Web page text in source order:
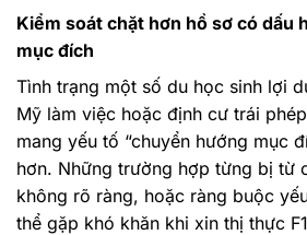
Kiểm soát chặt hơn hồ sơ có dấu
mục đích
Tình trạng một số du học sinh lợi
Mỹ làm việc hoặc định cư trái
mang yếu tố “chuyển hướng mục
hơn. Những trường hợp từng bị từ
không rõ ràng, hoặc ràng buộc
thể gặp khó khăn khi xin thị thực